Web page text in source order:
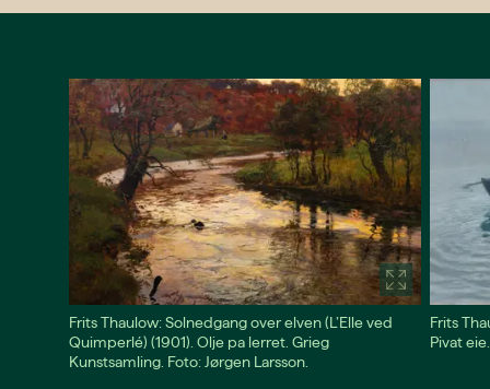
Frits Thaulow: Solnedgang over elven (L’Elle ved
Quimperlé) (1901). Olje pa lerret. Grieg
Kunstsamling. Foto: Jørgen Larsson.
Frits
Pivat